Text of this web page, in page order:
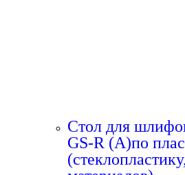
Стол для
GS-R (A)по